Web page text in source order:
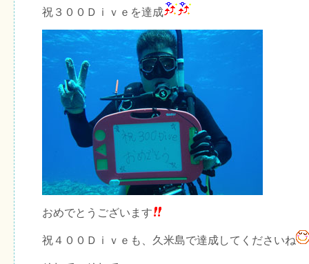
祝３００Ｄｉｖｅを達成
おめでとうございます
祝４００Ｄｉｖｅも、久米島で達成してくださいね